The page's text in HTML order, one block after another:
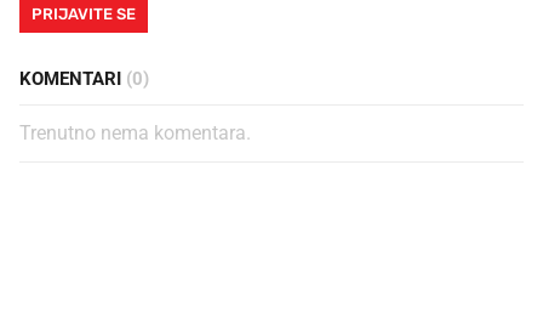
PRIJAVITE SE
KOMENTARI (0)
Trenutno nema komentara.